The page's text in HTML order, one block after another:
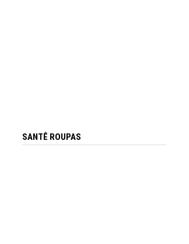
SANTÊ ROUPAS